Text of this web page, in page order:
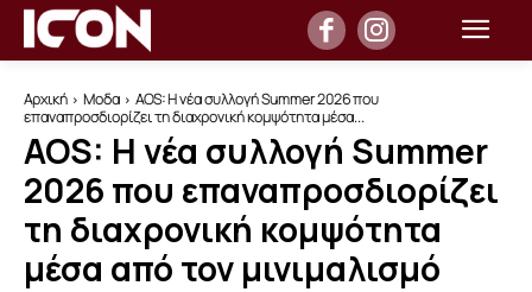
Αρχική Μοδα
AOS: Η νέα συλλογή Summer 2026 που
επαναπροσδιορίζει τη διαχρονική κομψότητα μέσα...
AOS: Η νέα συλλογή Summer
2026 που επαναπροσδιορίζει
τη διαχρονική κομψότητα
μέσα από τον μινιμαλισμό